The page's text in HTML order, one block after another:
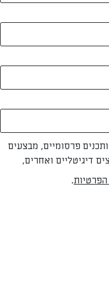
פרסומיים, מבצעים
דיגיטליים ואחרים,
הפרטיות.